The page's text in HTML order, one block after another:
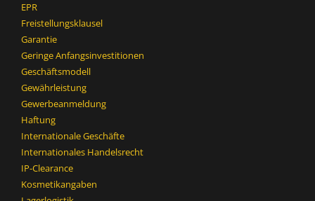
EPR
Freistellungsklausel
Garantie
Geringe Anfangsinvestitionen
Geschäftsmodell
Gewährleistung
Gewerbeanmeldung
Haftung
Internationale Geschäfte
Internationales Handelsrecht
IP-Clearance
Kosmetikangaben